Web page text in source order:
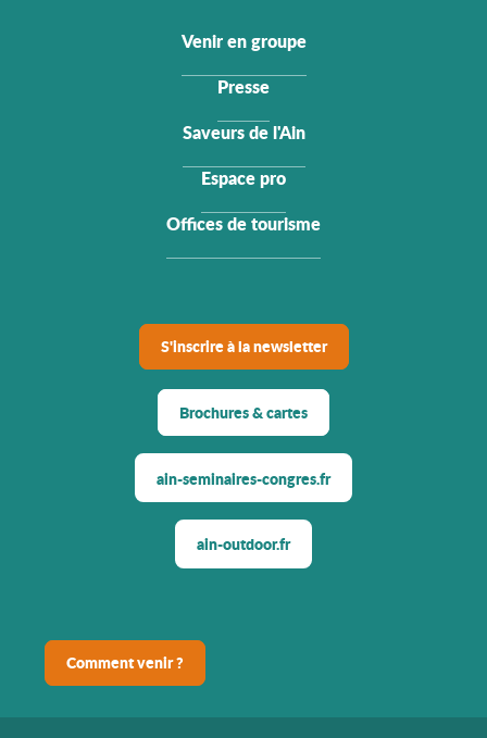
Venir en groupe
Presse
Saveurs de l'Ain
Espace pro
Offices de tourisme
S'inscrire à la newsletter
Brochures & cartes
ain-seminaires-congres.fr
ain-outdoor.fr
Comment venir ?